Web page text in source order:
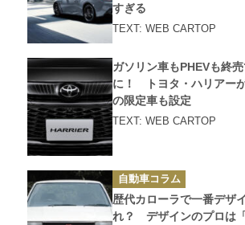
すぎる
TEXT: WEB CARTOP
カ
テ
ゴ
リ
ー
ガソリン車もPHEVも終
に！ トヨタ・ハリアー
の限定車も設定
TEXT: WEB CARTOP
カ
テ
ゴ
リ
ー
自動車コラム
歴代カローラで一番デザ
れ？ デザインのプロは